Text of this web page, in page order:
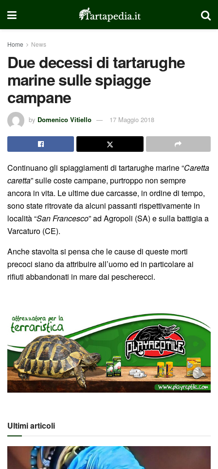
Home News
Due decessi di tartarughe
marine sulle spiagge
campane
by Domenico Vitiello 17 Maggio 2018
Continuano gli spiaggiamenti di tartarughe marine “Caretta
caretta” sulle coste campane, purtroppo non sempre
ancora in vita. Le ultime due carcasse, in ordine di tempo,
sono state ritrovate da alcuni passanti rispettivamente in
località “San Francesco” ad Agropoli (SA) e sulla battigia a
Varcaturo (CE).
Anche stavolta si pensa che le cause di queste morti
precoci siano da attribuire all’uomo ed in particolare ai
rifiuti abbandonati in mare dai pescherecci.
Ultimi articoli